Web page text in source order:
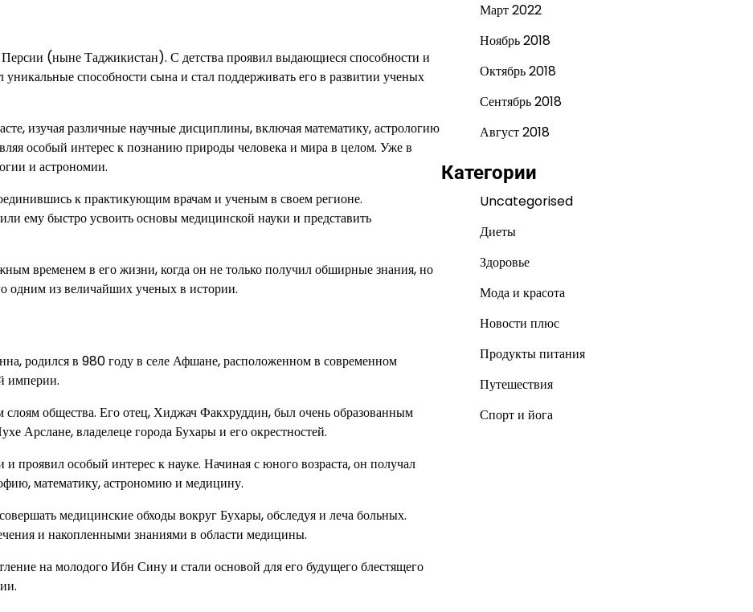
(ныне Таджикистан). С детства проявил выдающиеся способности и
способности сына и стал поддерживать его в развитии ученых
изучая различные научные дисциплины, включая математику, астрологию
особый интерес к познанию природы человека и мира в целом. Уже в
и астрономии.
к практикующим врачам и ученым в своем регионе.
ему быстро усвоить основы медицинской науки и представить
временем в его жизни, когда он не только получил обширные знания, но
одним из величайших ученых в истории.
родился в 980 году в селе Афшане, расположенном в современном
империи.
общества. Его отец, Хиджач Факхруддин, был очень образованным
Арслане, владелеце города Бухары и его окрестностей.
проявил особый интерес к науке. Начиная с юного возраста, он получал
математику, астрономию и медицину.
медицинские обходы вокруг Бухары, обследуя и леча больных.
и накопленными знаниями в области медицины.
на молодого Ибн Сину и стали основой для его будущего блестящего
Март 2022
Ноябрь 2018
Октябрь 2018
Сентябрь 2018
Август 2018
Категории
Uncategorised
Диеты
Здоровье
Мода и красота
Новости плюс
Продукты питания
Путешествия
Спорт и йога